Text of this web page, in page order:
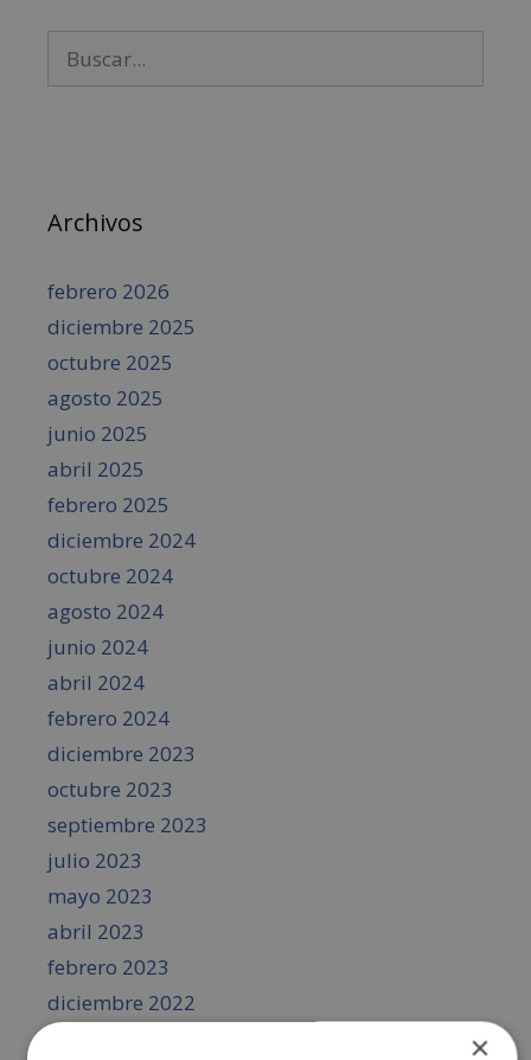
Archivos
febrero 2026
diciembre 2025
octubre 2025
agosto 2025
junio 2025
abril 2025
febrero 2025
diciembre 2024
octubre 2024
agosto 2024
junio 2024
abril 2024
febrero 2024
diciembre 2023
octubre 2023
septiembre 2023
julio 2023
mayo 2023
abril 2023
febrero 2023
diciembre 2022
×